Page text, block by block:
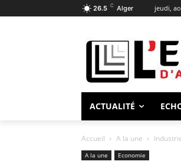
26.5 C Alger jeudi,
ACTUALITÉ
Accueil A la une
A la une Economie